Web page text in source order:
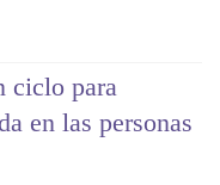
ciclo para
en las personas